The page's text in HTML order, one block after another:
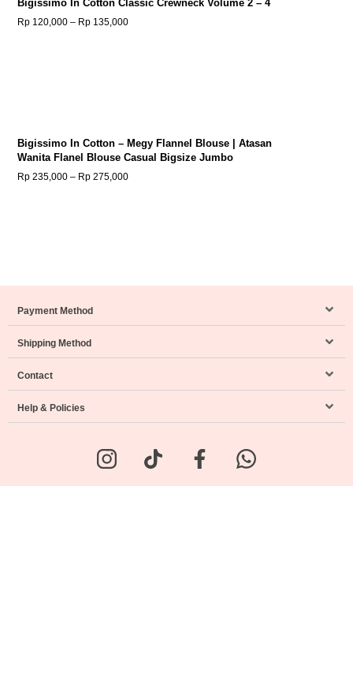
Bigissimo In Cotton Classic Crewneck Volume 2 – 4
Rp 120,000 – Rp 135,000
Bigissimo In Cotton – Megy Flannel Blouse | Atasan
Wanita Flanel Blouse Casual Bigsize Jumbo
Rp 235,000 – Rp 275,000
Payment Method
Shipping Method
Contact
Help & Policies